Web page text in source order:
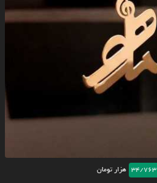
34/763 هزار تومان